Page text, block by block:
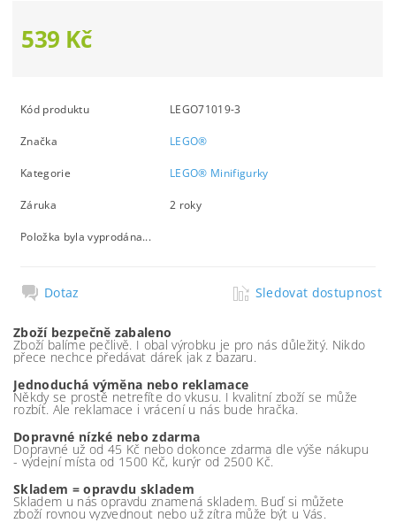
539 Kč
Kód produktu LEGO71019-3
Značka LEGO®
Kategorie LEGO® Minifigurky
Záruka 2 roky
Položka byla vyprodána...
Dotaz Sledovat dostupnost
Zboží bezpečně zabaleno
Zboží balíme pečlivě. I obal výrobku je pro nás důležitý. Nikdo
přece nechce předávat dárek jak z bazaru.
Jednoduchá výměna nebo reklamace
Někdy se prostě netrefíte do vkusu. I kvalitní zboží se může
rozbít. Ale reklamace i vrácení u nás bude hračka.
Dopravné nízké nebo zdarma
Dopravné už od 45 Kč nebo dokonce zdarma dle výše nákupu
- výdejní místa od 1500 Kč, kurýr od 2500 Kč.
Skladem = opravdu skladem
Skladem u nás opravdu znamená skladem. Buď si můžete
zboží rovnou vyzvednout nebo už zítra může být u Vás.